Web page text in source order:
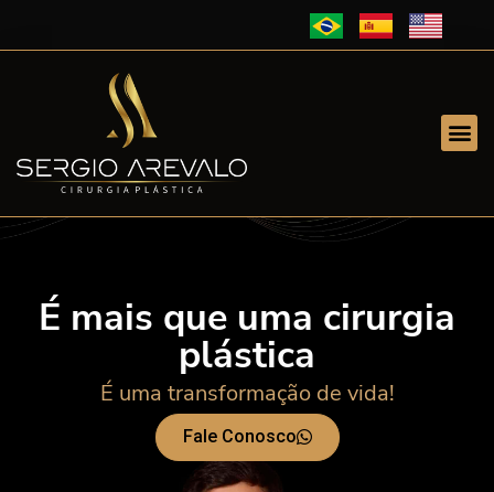
É mais que uma cirurgia
plástica
É uma transformação de vida!
Fale Conosco